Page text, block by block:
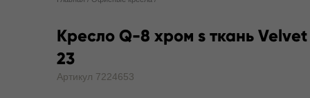
Кресло Q-8 хром s ткань
23
Артикул 7224653